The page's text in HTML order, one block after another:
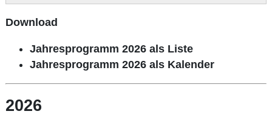
Download
Jahresprogramm 2026 als Liste
Jahresprogramm 2026 als Kalender
2026